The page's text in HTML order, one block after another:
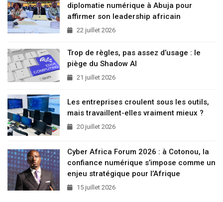
diplomatie numérique à Abuja pour
affirmer son leadership africain
22 juillet 2026
Trop de règles, pas assez d’usage : le
piège du Shadow AI
21 juillet 2026
Les entreprises croulent sous les outils,
mais travaillent-elles vraiment mieux ?
20 juillet 2026
Cyber Africa Forum 2026 : à Cotonou, la
confiance numérique s’impose comme un
enjeu stratégique pour l’Afrique
15 juillet 2026